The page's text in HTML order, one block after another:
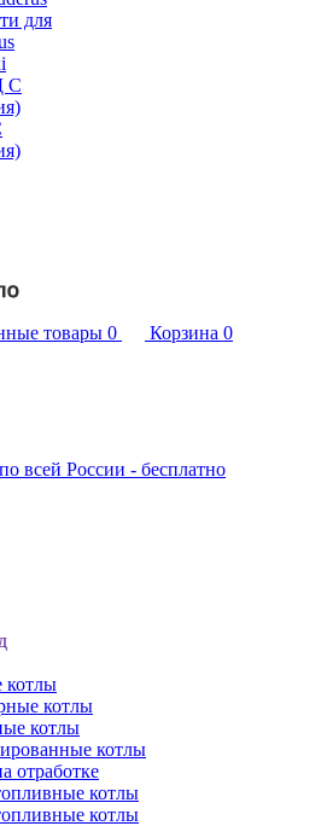
для
товары 0 Корзина 0
всей России - бесплатно
котлы
котлы
котлы
котлы
отработке
котлы
котлы